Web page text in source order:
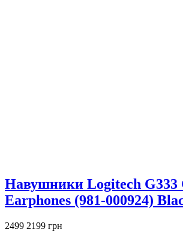
Навушники Logitech G333
Earphones (981-000924)
2499 2199 грн